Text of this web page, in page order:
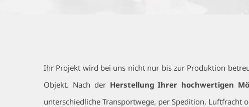
Ihr Projekt wird bei uns nicht nur bis zur Produktion
Objekt. Nach der Herstellung Ihrer hochwertigen
unterschiedliche Transportwege, per Spedition,